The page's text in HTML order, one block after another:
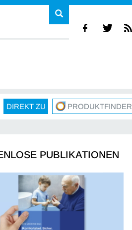
DIREKT ZU PRODUKTFINDER
PUBLIKATIONEN